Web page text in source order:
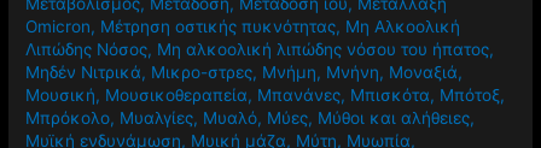
Omicron, Μέτρηση οστικής πυκνότητας, Μη Αλκοολική
Λιπώδης Νόσος, Μη αλκοολική λιπώδης νόσου του ήπατος,
Μηδέν Νιτρικά, Μικρο-στρες, Μνήμη, Μνήνη, Μοναξιά,
Μουσική, Μουσικοθεραπεία, Μπανάνες, Μπισκότα, Μπότοξ,
Μπρόκολο, Μυαλγίες, Μυαλό, Μύες, Μύθοι και αλήθειες,
Μυϊκή ενδυνάμωση, Μυική μάζα, Μύτη, Μυωπία,